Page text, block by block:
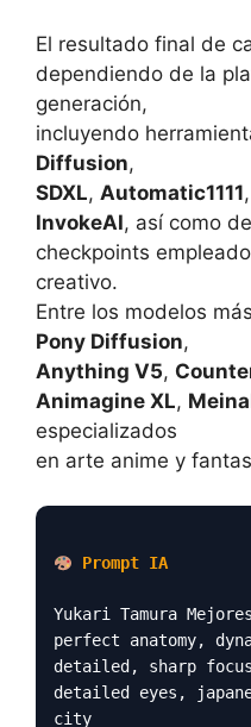
El resultado final de
dependiendo de la
generación,
incluyendo
Diffusion,
SDXL, Automatic1111,
InvokeAI, así como
checkpoints
creativo.
Entre los modelos
Pony Diffusion,
Anything V5,
Animagine XL,
especializados
en arte anime y
Prompt IA
Yukari Tamura
perfect anatomy,
detailed, sharp
detailed eyes,
city